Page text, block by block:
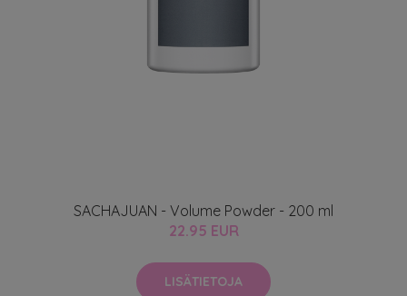
SACHAJUAN - Volume Powder - 200 ml
22.95 EUR
LISÄTIETOJA